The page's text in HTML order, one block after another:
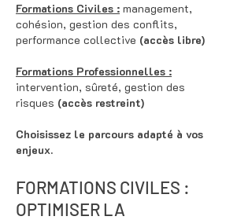
Formations Civiles : management,
cohésion, gestion des conflits,
performance collective (accès libre)
Formations Professionnelles :
intervention, sûreté, gestion des
risques (accès restreint)
Choisissez le parcours adapté à vos
enjeux.
FORMATIONS CIVILES :
OPTIMISER LA